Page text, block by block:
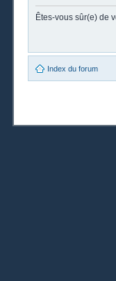
Êtes-vous sûr(e) de
Index du forum